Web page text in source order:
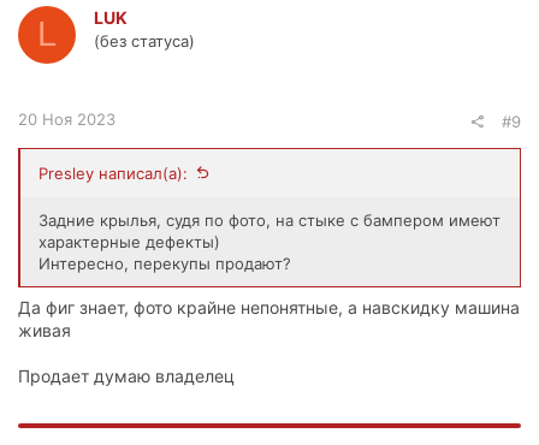
L LUK
(без статуса)
20 Ноя 2023 #9
Presley написал(а):
Задние крылья, судя по фото, на стыке с бампером имеют
характерные дефекты)
Интересно, перекупы продают?
Да фиг знает, фото крайне непонятные, а навскидку машина
живая
Продает думаю владелец